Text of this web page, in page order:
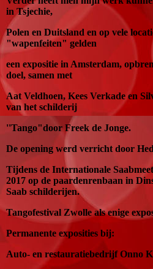
in Tsjechie,
Polen en Duitsland en op vele
"wapenfeiten" gelden
een expositie in Amsterdam,
doel, samen met
Aat Veldhoen, Kees Verkade en
van het schilderij
''Tango"door Freek de Jonge.
De opening werd verricht door
Tijdens de Internationale
2017 op de paardenrenbaan in
Saab schilderijen.
Tangofestival Zwolle als enige
Permanente exposities bij:
Auto- en restauratiebedrijf Onno